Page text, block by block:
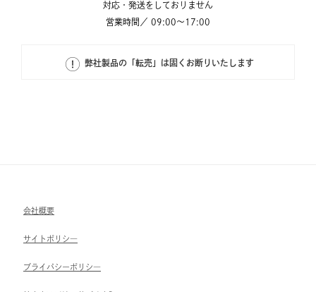
対応・発送をしておりません
営業時間／ 09:00～17:00
弊社製品の「転売」は固くお断りいたします
会社概要
サイトポリシ―
ブライパシーポリシ―